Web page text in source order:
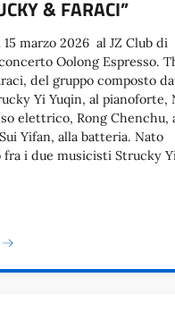
& FARACI”
marzo 2026 al JZ Club di
Oolong Espresso.
del gruppo composto
Yi Yuqin, al pianoforte,
elettrico, Rong Chenchu,
Yifan, alla batteria. Nato
fra i due musicisti Strucky